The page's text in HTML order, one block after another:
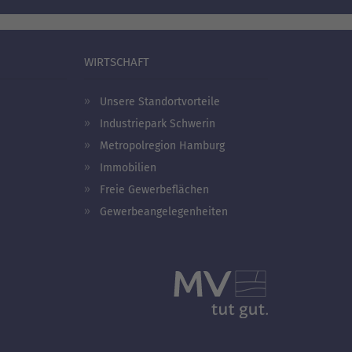
WIRTSCHAFT
Unsere Standortvorteile
Industriepark Schwerin
Metropolregion Hamburg
Immobilien
Freie Gewerbeflächen
Gewerbeangelegenheiten